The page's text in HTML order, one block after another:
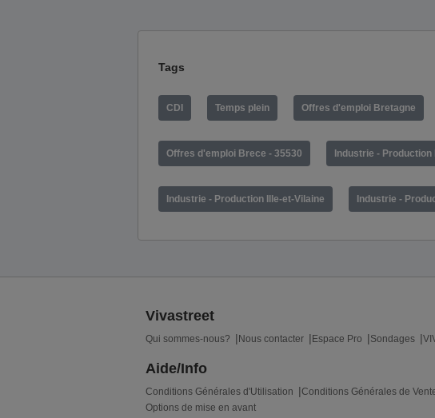
Tags
CDI Temps plein Offres d'emploi Bretagne
Offres d'emploi Brece - 35530 Industrie - Production
Industrie - Production Ille-et-Vilaine Industrie -
Vivastreet
Qui sommes-nous? Nous contacter Espace Pro Sondages
Aide/Info
Conditions Générales d'Utilisation Conditions Générales de
Options de mise en avant